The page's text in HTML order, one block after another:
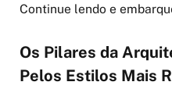
Continue lendo e
Os Pilares da
Pelos Estilos Mais